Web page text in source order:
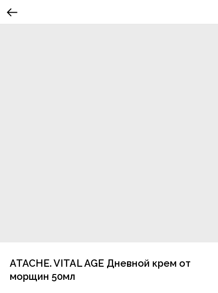
ATACHE. VITAL AGE Дневной крем от
морщин 50мл